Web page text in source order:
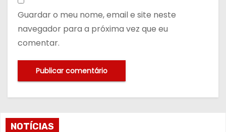
Guardar o meu nome, email e site neste
navegador para a próxima vez que eu
comentar.
NOTÍCIAS